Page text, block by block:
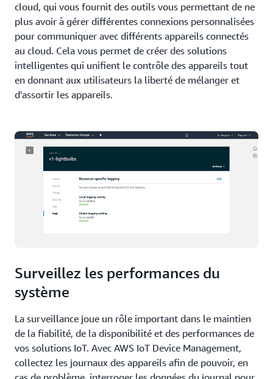
cloud, qui vous fournit des outils vous permettant de ne
plus avoir à gérer différentes connexions personnalisées
pour communiquer avec différents appareils connectés
au cloud. Cela vous permet de créer des solutions
intelligentes qui unifient le contrôle des appareils tout
en donnant aux utilisateurs la liberté de mélanger et
d'assortir les appareils.
Surveillez les performances du
système
La surveillance joue un rôle important dans le maintien
de la fiabilité, de la disponibilité et des performances de
vos solutions IoT. Avec AWS IoT Device Management,
collectez les journaux des appareils afin de pouvoir, en